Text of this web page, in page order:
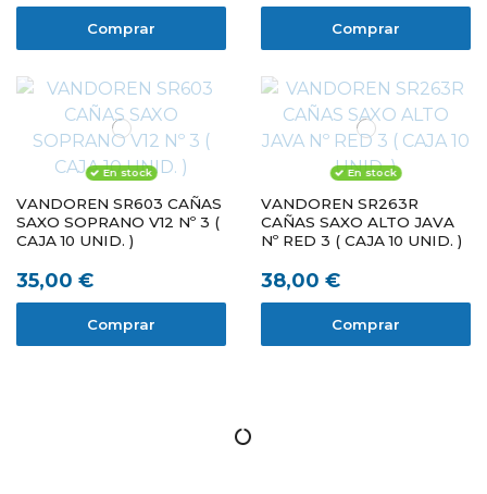
Comprar Comprar
En stock
VANDOREN SR603 CAÑAS
SAXO SOPRANO V12 Nº 3 (
CAJA 10 UNID. )
35,00 €
Comprar
En stock
VANDOREN SR263R
CAÑAS SAXO ALTO JAVA
Nº RED 3 ( CAJA 10 UNID. )
38,00 €
Comprar